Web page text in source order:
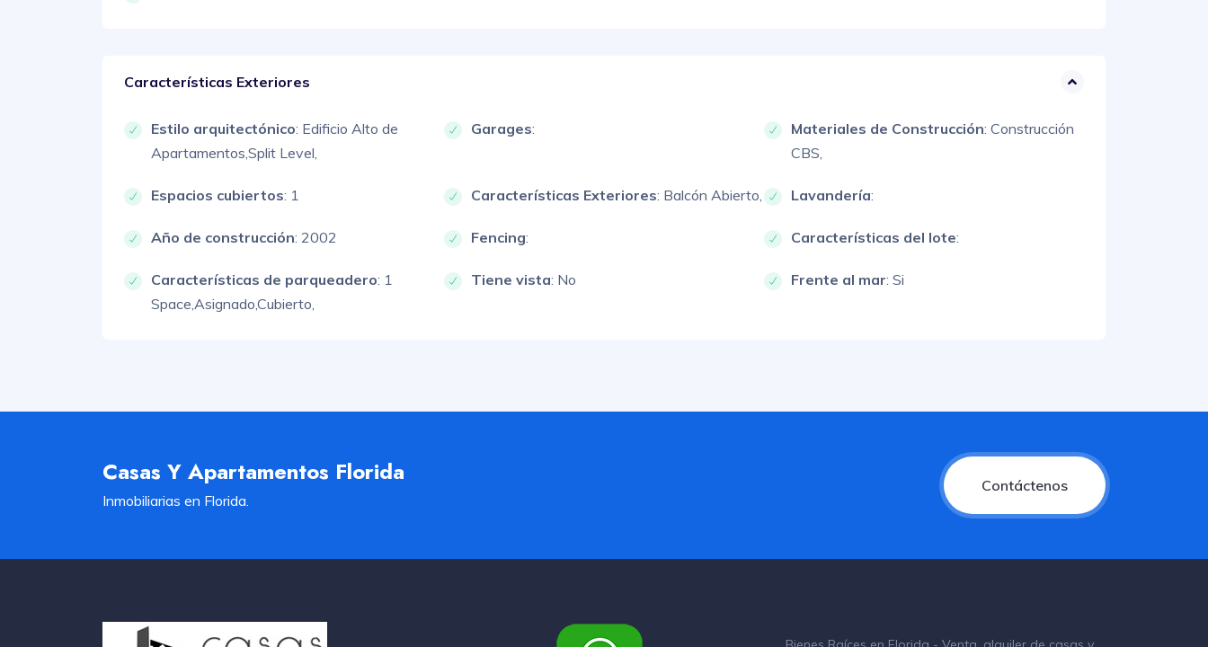
Características Exteriores
Estilo arquitectónico: Edificio Alto de
Apartamentos, Split Level,
Garages: Materiales de Construcción: Construcción
CBS,
Espacios cubiertos: 1 Características Exteriores: Balcón Abierto, Lavandería:
Año de construcción: 2002 Fencing: Características del lote:
Características de parqueadero: 1
Space, Asignado,Cubierto,
Tiene vista: No Frente al mar: Si
Casas Y Apartamentos Florida
Inmobiliarias en Florida.
Contáctenos